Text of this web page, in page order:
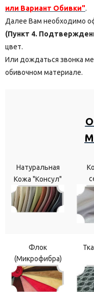
или Вариант Обивки".
Далее Вам необходимо
(Пункт 4.
цвет.
Или дождаться звонка
обивочном материале.
Натуральная
Кожа "Консул"
Флок
(Микрофибра)